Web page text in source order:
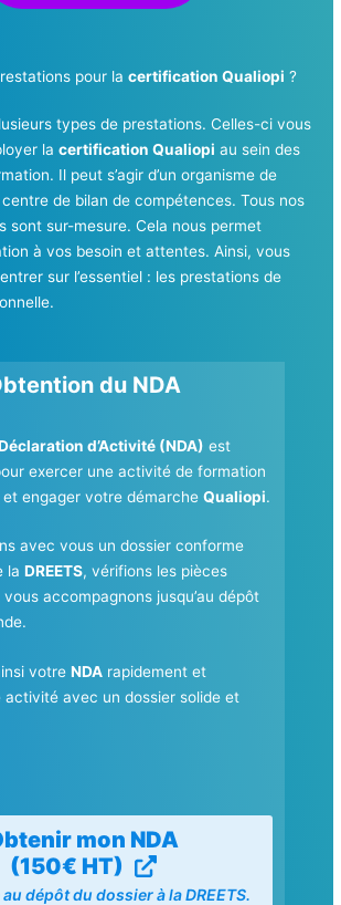
pour lacertification Qualiopi ?
types de prestations. Celles-ci vous
lacertification Qualiopi au sein des
Il peut s’agir d’un organisme de
de bilan de compétences. Tous nos
sont sur-mesure. Cela nous permet
à vos besoin et attentes. Ainsi, vous
sur l’essentiel : les prestations de
du NDA
d’Activité (NDA) est
exercer une activité de formation
et engager votre démarcheQualiopi.
avec vous un dossier conforme
laDREETS, vérifions les pièces
accompagnons jusqu’au dépôt
votreNDA rapidement et
activité avec un dossier solide et
mon NDA
(150€ HT)
dépôt du dossier à la DREETS.